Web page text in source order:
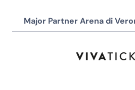
Major Partner Arena di